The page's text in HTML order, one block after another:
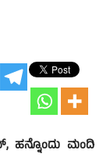
ಹನ್ನೊಂದು ಮಂದಿ